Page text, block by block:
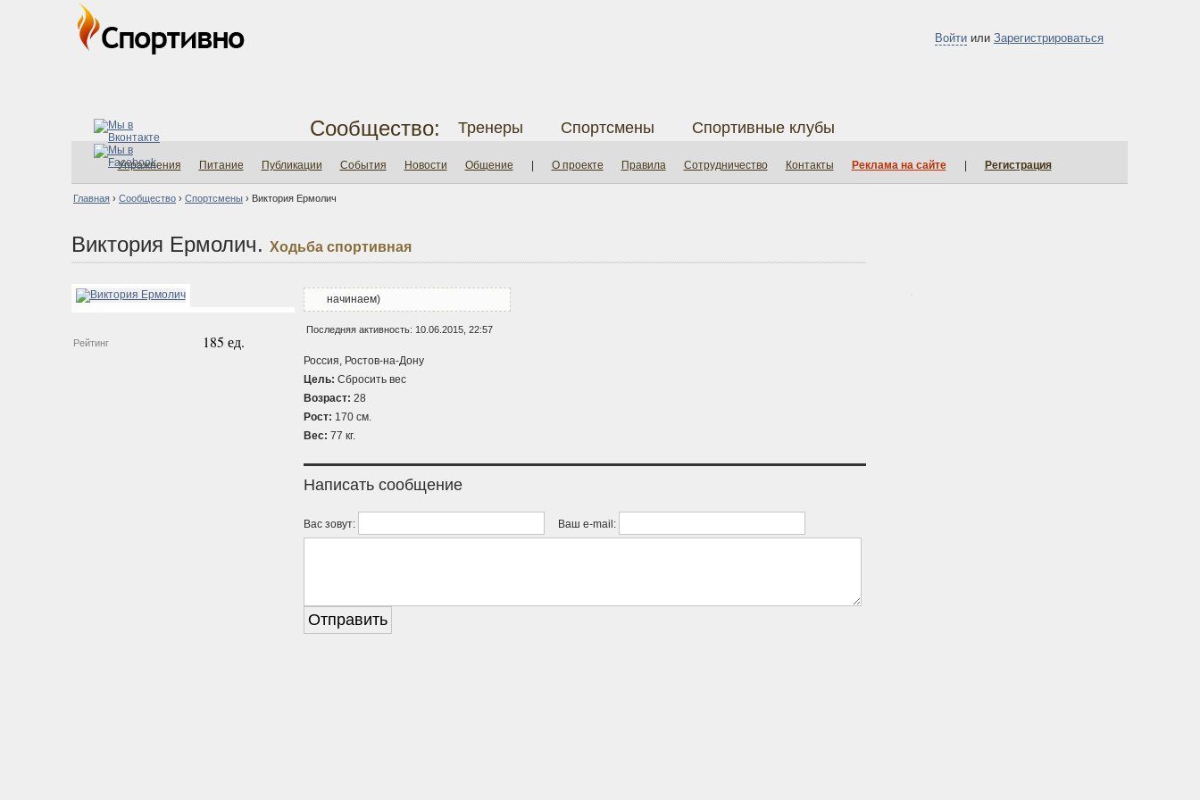
Войти или Зарегистрироваться
Сообщество: Тренеры Спортсмены Спортивные клубы
Упражнения Питание Публикации События Новости Общение О проекте Правила Сотрудничество Контакты Реклама на сайте Регистрация
Главная › Сообщество › Спортсмены › Виктория Ермолич
Виктория Ермолич. Ходьба спортивная
Рейтинг 185 ед.
начинаем)
Последняя активность: 10.06.2015, 22:57
Россия, Ростов-на-Дону
Цель: Сбросить вес
Возраст: 28
Рост: 170 см.
Вес: 77 кг.
Написать сообщение
Вас зовут: Ваш e-mail: